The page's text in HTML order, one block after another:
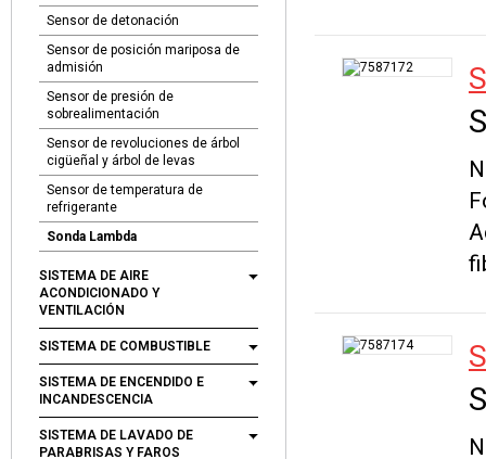
Sensor de detonación
Sensor de posición mariposa de
admisión
Sensor de presión de
sobrealimentación
Sensor de revoluciones de árbol
cigüeñal y árbol de levas
Sensor de temperatura de
refrigerante
Sonda Lambda
SISTEMA DE AIRE
ACONDICIONADO Y
VENTILACIÓN
SISTEMA DE COMBUSTIBLE
SISTEMA DE ENCENDIDO E
INCANDESCENCIA
SISTEMA DE LAVADO DE
PARABRISAS Y FAROS